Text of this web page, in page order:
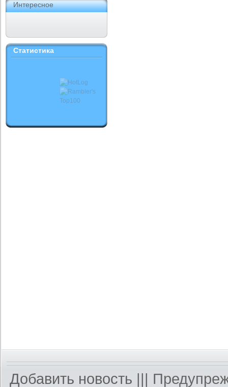
Интересное
Статистика
Добавить новость |||